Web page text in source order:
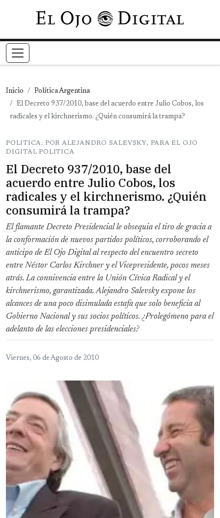
Pasar al contenido principal
Inicio
Política Argentina
El Decreto 937/2010, base del acuerdo entre Julio Cobos, los
radicales y el kirchnerismo. ¿Quién consumirá la trampa?
POLITICA: POR ALEJANDRO SALEVSKY, PARA EL OJO
DIGITAL POLITICA
El Decreto 937/2010, base del
acuerdo entre Julio Cobos, los
radicales y el kirchnerismo. ¿Quién
consumirá la trampa?
El flamante Decreto Presidencial le obsequia el tiro de gracia a
la conformación de nuevos partidos políticos, corroborando el
anticipo de El Ojo Digital al respecto del encuentro secreto
entre Néstor Carlos Kirchner y el Vicepresidente, pocos meses
atrás. La connivencia entre la Unión Cívica Radical y el
kirchnerismo, garantizada. Alejandro Salevsky expone los
alcances de una poco disimulada estafa que solo beneficia al
Gobierno Nacional y sus socios políticos. ¿Prolegómeno para el
adelanto de las elecciones presidenciales?
Viernes, 06 de Agosto de 2010